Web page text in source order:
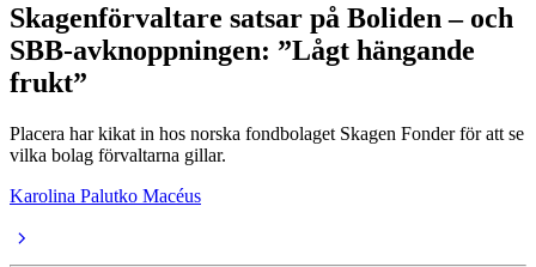
Skagenförvaltare satsar på Boliden – och
SBB-avknoppningen: ”Lågt hängande
frukt”
Placera har kikat in hos norska fondbolaget Skagen Fonder för att se
vilka bolag förvaltarna gillar.
Karolina Palutko Macéus